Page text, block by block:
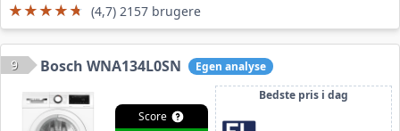
★★★★★
★★★★★ (4,7) 2157 brugere
9 Bosch WNA134L0SN Egen analyse
Score
Bedste pris i dag